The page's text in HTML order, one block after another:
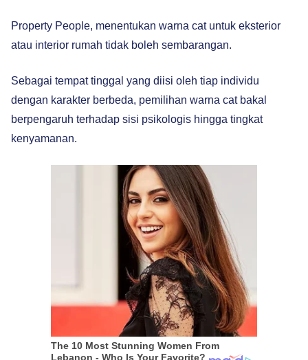
Property People, menentukan warna cat untuk eksterior
atau interior rumah tidak boleh sembarangan.
Sebagai tempat tinggal yang diisi oleh tiap individu
dengan karakter berbeda, pemilihan warna cat bakal
berpengaruh terhadap sisi psikologis hingga tingkat
kenyamanan.